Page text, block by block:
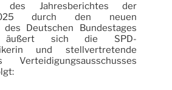
des Jahresberichtes der
durch den neuen
des Deutschen Bundestages
äußert sich die SPD-
und stellvertretende